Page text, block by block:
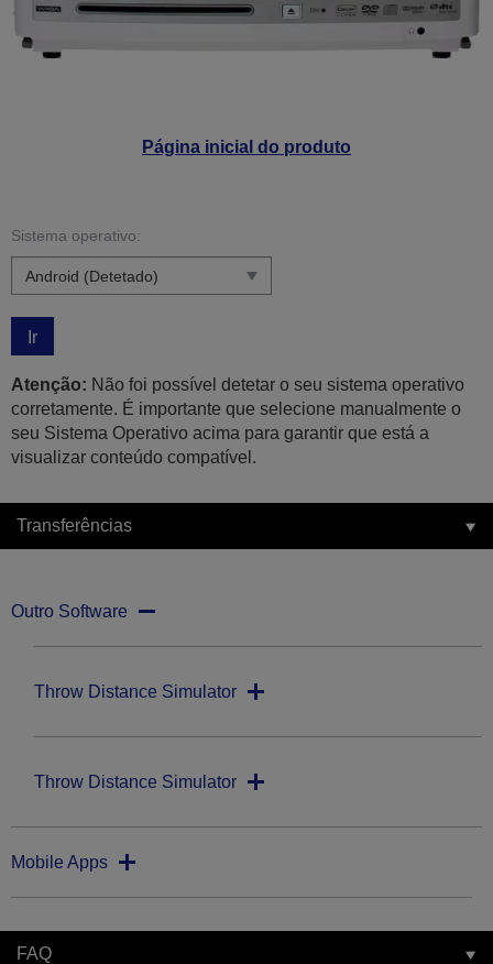
Página inicial do produto
Sistema operativo:
Ir
Atenção: Não foi possível detetar o seu sistema operativo
corretamente. É importante que selecione manualmente o
seu Sistema Operativo acima para garantir que está a
visualizar conteúdo compatível.
Transferências
Outro Software
Throw Distance Simulator
Throw Distance Simulator
Mobile Apps
FAQ